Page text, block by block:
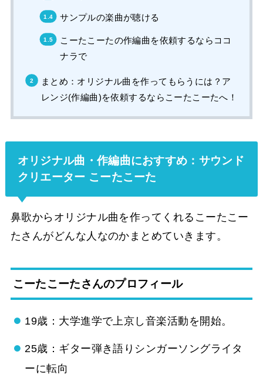
サンプルの楽曲が聴ける
こーたこーたの作編曲を依頼するならココ
ナラで
まとめ：オリジナル曲を作ってもらうには？ア
レンジ(作編曲)を依頼するならこーたこーたへ！
オリジナル曲・作編曲におすすめ：サウンド
クリエーター こーたこーた
鼻歌からオリジナル曲を作ってくれるこーたこー
たさんがどんな人なのかまとめていきます。
こーたこーたさんのプロフィール
19歳：大学進学で上京し音楽活動を開始。
25歳：ギター弾き語りシンガーソングライタ
ーに転向